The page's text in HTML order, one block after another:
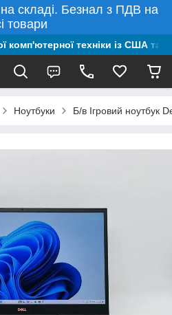
складі. Безнал з ПДВ на
товари
комп'ютерної техніки із США та
Ноутбуки Б/в Ігровий ноутбук